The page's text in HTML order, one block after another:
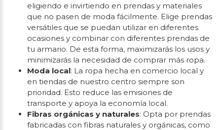
eligiendo e invirtiendo en prendas y materiales
que no pasen de moda fácilmente. Elige prendas
versátiles que se puedan utilizar en diferentes
ocasiones y combinar con diferentes prendas de
tu armario. De esta forma, maximizarás los usos y
minimizarás la necesidad de comprar más ropa.
Moda local: La ropa hecha en comercio local y
en tiendas de nuestro centro siempre son
prioridad. Esto reduce las emisiones de
transporte y apoya la economía local.
Fibras orgánicas y naturales: Opta por prendas
fabricadas con fibras naturales y orgánicas, como